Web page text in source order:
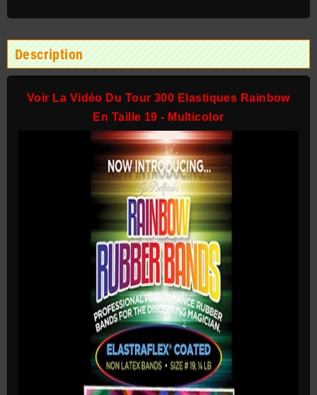
Description
Voir La Vidéo Du Tour 300 Elastiques Rainbow
En Taille 19 - Multicolor